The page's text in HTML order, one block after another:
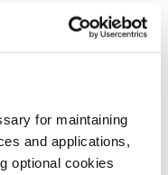
for maintaining
and applications,
optional cookies